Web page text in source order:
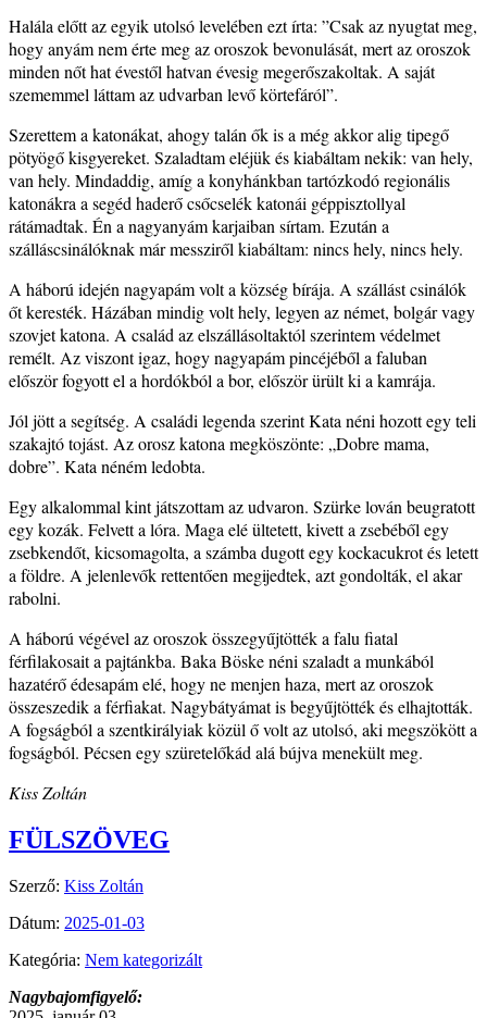
Halála előtt az egyik utolsó levelében ezt írta: ”Csak az nyugtat meg,
hogy anyám nem érte meg az oroszok bevonulását, mert az oroszok
minden nőt hat évestől hatvan évesig megerőszakoltak. A saját
szememmel láttam az udvarban levő körtefáról”.
Szerettem a katonákat, ahogy talán ők is a még akkor alig tipegő
pötyögő kisgyereket. Szaladtam eléjük és kiabáltam nekik: van hely,
van hely. Mindaddig, amíg a konyhánkban tartózkodó regionális
katonákra a segéd haderő csőcselék katonái géppisztollyal
rátámadtak. Én a nagyanyám karjaiban sírtam. Ezután a
szálláscsinálóknak már messziről kiabáltam: nincs hely, nincs hely.
A háború idején nagyapám volt a község bírája. A szállást csinálók
őt keresték. Házában mindig volt hely, legyen az német, bolgár vagy
szovjet katona. A család az elszállásoltaktól szerintem védelmet
remélt. Az viszont igaz, hogy nagyapám pincéjéből a faluban
először fogyott el a hordókból a bor, először ürült ki a kamrája.
Jól jött a segítség. A családi legenda szerint Kata néni hozott egy teli
szakajtó tojást. Az orosz katona megköszönte: „Dobre mama,
dobre”. Kata néném ledobta.
Egy alkalommal kint játszottam az udvaron. Szürke lován beugratott
egy kozák. Felvett a lóra. Maga elé ültetett, kivett a zsebéből egy
zsebkendőt, kicsomagolta, a számba dugott egy kockacukrot és letett
a földre. A jelenlevők rettentően megijedtek, azt gondolták, el akar
rabolni.
A háború végével az oroszok összegyűjtötték a falu fiatal
férfilakosait a pajtánkba. Baka Böske néni szaladt a munkából
hazatérő édesapám elé, hogy ne menjen haza, mert az oroszok
összeszedik a férfiakat. Nagybátyámat is begyűjtötték és elhajtották.
A fogságból a szentkirályiak közül ő volt az utolsó, aki megszökött a
fogságból. Pécsen egy szüretelőkád alá bújva menekült meg.
Kiss Zoltán
FÜLSZÖVEG
Szerző: Kiss Zoltán
Dátum: 2025-01-03
Kategória: Nem kategorizált
Nagybajomfigyelő: